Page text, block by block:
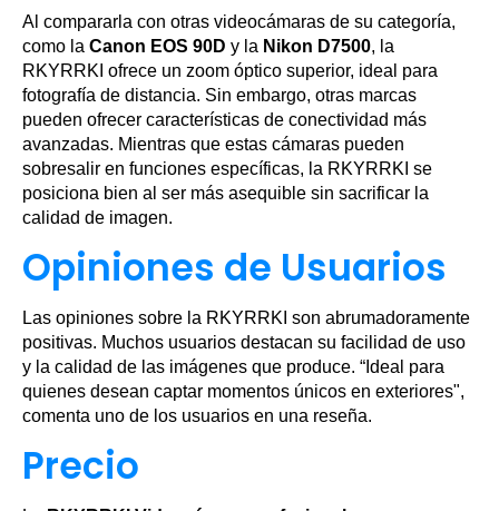
Al compararla con otras videocámaras de su categoría,
como la Canon EOS 90D y la Nikon D7500, la
RKYRRKI ofrece un zoom óptico superior, ideal para
fotografía de distancia. Sin embargo, otras marcas
pueden ofrecer características de conectividad más
avanzadas. Mientras que estas cámaras pueden
sobresalir en funciones específicas, la RKYRRKI se
posiciona bien al ser más asequible sin sacrificar la
calidad de imagen.
Opiniones de Usuarios
Las opiniones sobre la RKYRRKI son abrumadoramente
positivas. Muchos usuarios destacan su facilidad de uso
y la calidad de las imágenes que produce. “Ideal para
quienes desean captar momentos únicos en exteriores",
comenta uno de los usuarios en una reseña.
Precio